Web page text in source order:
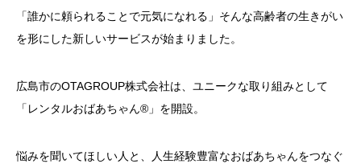
「誰かに頼られることで元気になれる」そんな高齢者の生きがい
を形にした新しいサービスが始まりました。
広島市のOTAGROUP株式会社は、ユニークな取り組みとして
「レンタルおばあちゃん®」を開設。
悩みを聞いてほしい人と、人生経験豊富なおばあちゃんをつなぐ